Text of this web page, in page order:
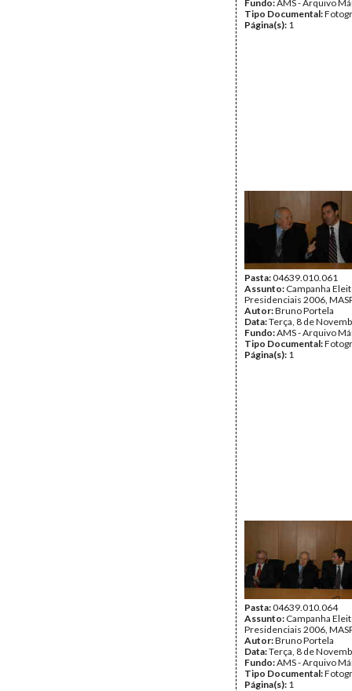
Fundo:AMS - Arquivo
Tipo Documental:
Página(s): 1
Pasta:04639.010.061
Assunto: Campanha
Presidenciais 2006,
Autor:Bruno Portela
Data:Terça, 8 de
Fundo:AMS - Arquivo
Tipo Documental:
Página(s): 1
Pasta:04639.010.064
Assunto: Campanha
Presidenciais 2006,
Autor:Bruno Portela
Data:Terça, 8 de
Fundo:AMS - Arquivo
Tipo Documental:
Página(s): 1